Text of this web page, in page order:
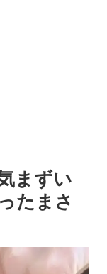
まずい
たまさ